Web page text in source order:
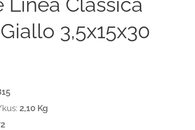
3,5x15x30
2,10 Kg